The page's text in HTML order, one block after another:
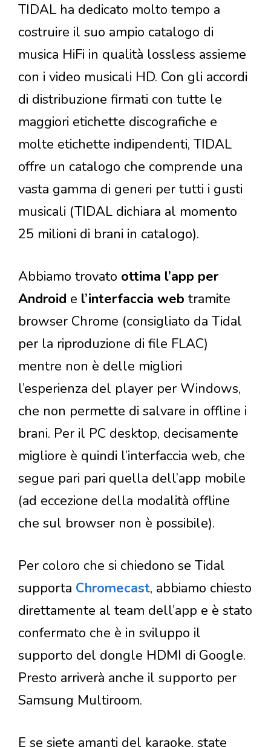
TIDAL ha dedicato molto tempo a
costruire il suo ampio catalogo di
musica HiFi in qualità lossless assieme
con i video musicali HD. Con gli accordi
di distribuzione firmati con tutte le
maggiori etichette discografiche e
molte etichette indipendenti, TIDAL
offre un catalogo che comprende una
vasta gamma di generi per tutti i gusti
musicali (TIDAL dichiara al momento
25 milioni di brani in catalogo).
Abbiamo trovato ottima l’app per
Android e l’interfaccia web tramite
browser Chrome (consigliato da Tidal
per la riproduzione di file FLAC)
mentre non è delle migliori
l’esperienza del player per Windows,
che non permette di salvare in offline i
brani. Per il PC desktop, decisamente
migliore è quindi l’interfaccia web, che
segue pari pari quella dell’app mobile
(ad eccezione della modalità offline
che sul browser non è possibile).
Per coloro che si chiedono se Tidal
supporta Chromecast, abbiamo chiesto
direttamente al team dell’app e è stato
confermato che è in sviluppo il
supporto del dongle HDMI di Google.
Presto arriverà anche il supporto per
Samsung Multiroom.
E se siete amanti del karaoke, state